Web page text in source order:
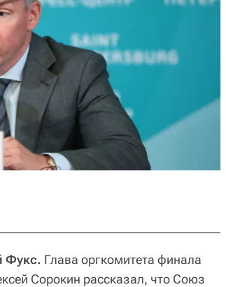
Фукс. Глава оргкомитета финала
Сорокин рассказал, что Союз